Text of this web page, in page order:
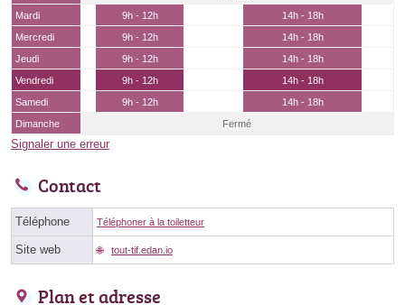
Mardi
9h - 12h
14h - 18h
Mercredi
9h - 12h
14h - 18h
Jeudi
9h - 12h
14h - 18h
Vendredi
9h - 12h
14h - 18h
Samedi
9h - 12h
14h - 18h
Dimanche
Fermé
Signaler une erreur
Contact
Téléphone Téléphoner à la toiletteur
Site web tout-tif.edan.io
Plan et adresse